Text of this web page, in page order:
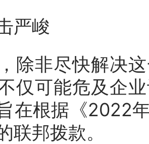
严峻
除非尽快解决
仅可能危及企
在根据《2022
联邦拨款。